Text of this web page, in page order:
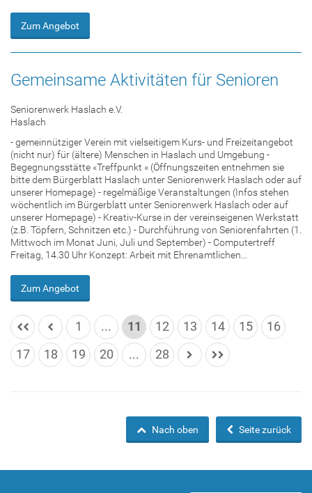
Zum Angebot
Gemeinsame Aktivitäten für Senioren
Seniorenwerk Haslach e.V.
Haslach
- gemeinnütziger Verein mit vielseitigem Kurs- und Freizeitangebot
(nicht nur) für (ältere) Menschen in Haslach und Umgebung -
Begegnungsstätte «Treffpunkt « (Öffnungszeiten entnehmen sie
bitte dem Bürgerblatt Haslach unter Seniorenwerk Haslach oder auf
unserer Homepage) - regelmäßige Veranstaltungen (Infos stehen
wöchentlich im Bürgerblatt unter Seniorenwerk Haslach oder auf
unserer Homepage) - Kreativ-Kurse in der vereinseigenen Werkstatt
(z.B. Töpfern, Schnitzen etc.) - Durchführung von Seniorenfahrten (1.
Mittwoch im Monat Juni, Juli und September) - Computertreff
Freitag, 14.30 Uhr Konzept: Arbeit mit Ehrenamtlichen...
Zum Angebot
1 ... 11 12 13 14 15
16
17
18 19 20 ... 28
Seite zurück
Nach oben